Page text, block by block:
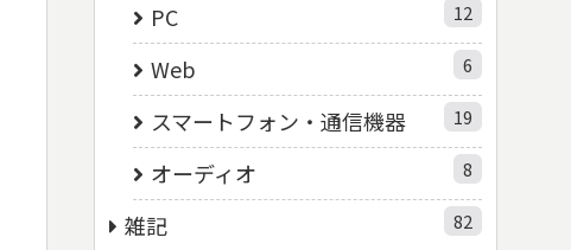
PC 12
Web 6
スマートフォン・通信機器 19
オーディオ 8
雑記 82